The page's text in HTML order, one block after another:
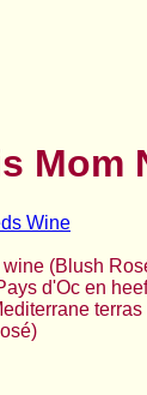
Mom
(Blush
d'Oc en